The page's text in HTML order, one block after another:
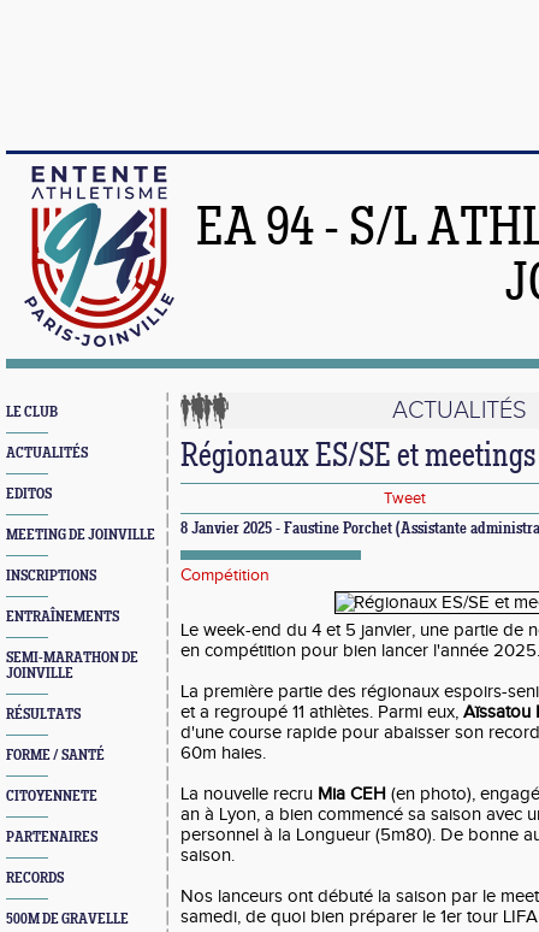
EA 94 - S/L
LE CLUB
ACTUALITÉS
EDITOS
MEETING DE JOINVILLE
INSCRIPTIONS
ENTRAÎNEMENTS
SEMI-MARATHON DE
JOINVILLE
RÉSULTATS
FORME / SANTÉ
CITOYENNETE
PARTENAIRES
RECORDS
500M DE GRAVELLE
ACTUALITÉS
Régionaux ES/SE et meetings
Tweet
8 Janvier 2025 - Faustine Porchet (Assistante
Compétition
Le week-end du 4 et 5 janvier, une partie de
en compétition pour bien lancer l'année 2025.
La première partie des régionaux espoirs-
et a regroupé 11 athlètes. Parmi eux, Aïssatou
d'une course rapide pour abaisser son
60m haies.
La nouvelle recru Mia CEH (en photo),
an à Lyon, a bien commencé sa saison avec
personnel à la Longueur (5m80). De bonne
saison.
Nos lanceurs ont débuté la saison par le
samedi, de quoi bien préparer le 1er tour